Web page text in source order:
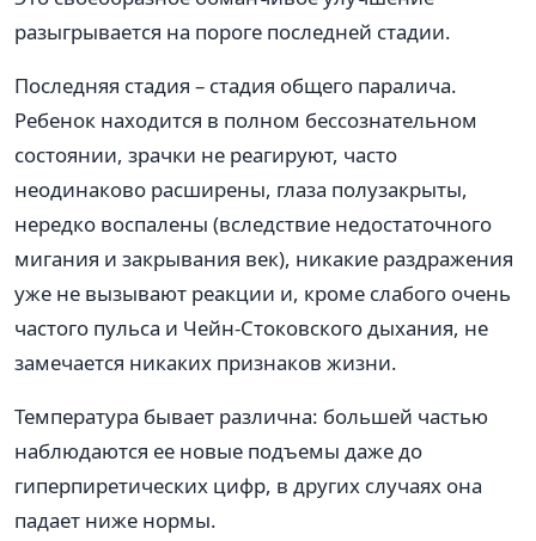
разыгрывается на пороге последней стадии.
Последняя стадия – стадия общего паралича.
Ребенок находится в полном бессознательном
состоянии, зрачки не реагируют, часто
неодинаково расширены, глаза полузакрыты,
нередко воспалены (вследствие недостаточного
мигания и закрывания век), никакие раздражения
уже не вызывают реакции и, кроме слабого очень
частого пульса и Чейн-Стоковского дыхания, не
замечается никаких признаков жизни.
Температура бывает различна: большей частью
наблюдаются ее новые подъемы даже до
гиперпиретических цифр, в других случаях она
падает ниже нормы.